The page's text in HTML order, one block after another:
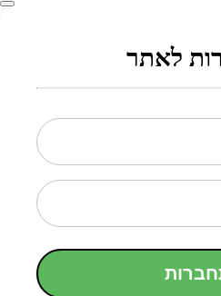
לאתר